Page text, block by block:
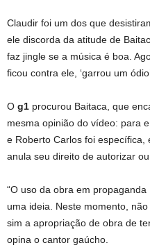
Claudir foi um dos que
ele discorda da atitude de
faz jingle se a música é boa.
ficou contra ele, ‘garrou um
O g1 procurou Baitaca, que
mesma opinião do vídeo: para
e Roberto Carlos foi específica,
anula seu direito de autorizar
“O uso da obra em propaganda
uma ideia. Neste momento,
sim a apropriação de obra de
opina o cantor gaúcho.